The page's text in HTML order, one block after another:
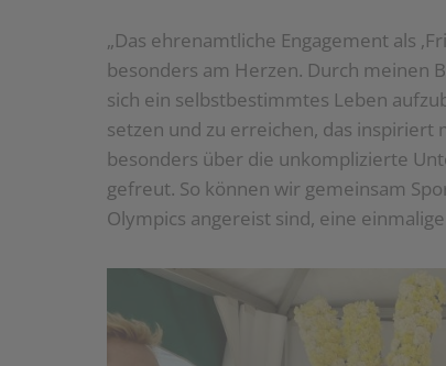
„Das ehrenamtliche Engagement als
besonders am Herzen. Durch meinen
sich ein selbstbestimmtes Leben
setzen und zu erreichen, das inspiriert
besonders über die unkomplizierte
gefreut. So können wir gemeinsam
Olympics angereist sind, eine